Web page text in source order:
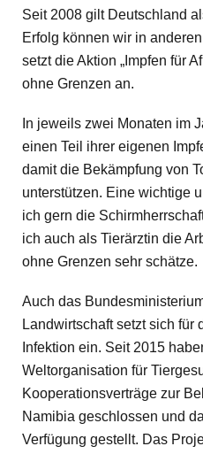
Seit 2008 gilt Deutschland
Erfolg können wir in
setzt die Aktion „Impfen für
ohne Grenzen an.
In jeweils zwei Monaten im
einen Teil ihrer eigenen
damit die Bekämpfung von
unterstützen. Eine wichtige
ich gern die
ich auch als Tierärztin die
ohne Grenzen sehr schätze.
Auch das
Landwirtschaft setzt sich für
Infektion ein. Seit 2015
Weltorganisation für
Kooperationsverträge zur
Namibia geschlossen und
Verfügung gestellt. Das